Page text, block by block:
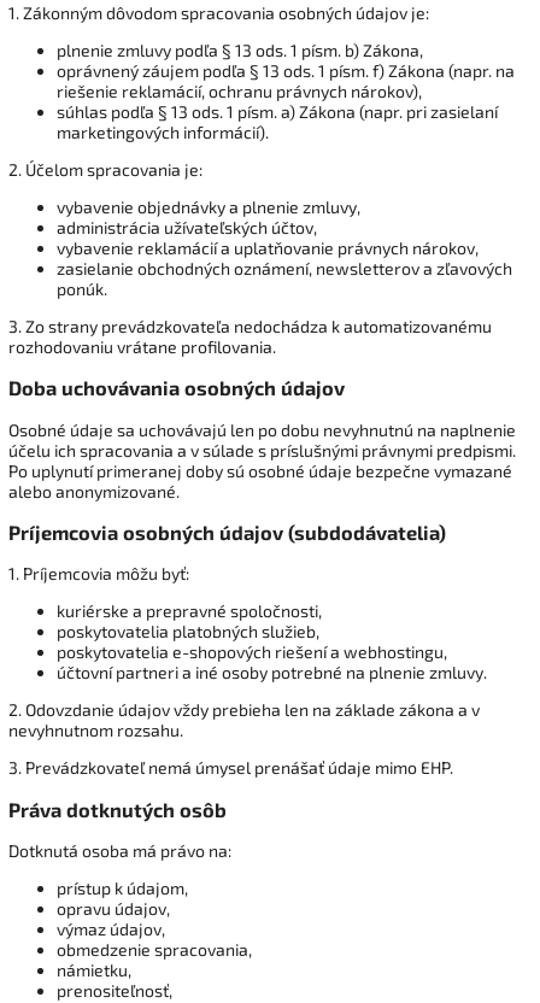
1. Zákonným dôvodom spracovania osobných údajov je:
plnenie zmluvy podľa § 13 ods. 1 písm. b) Zákona,
oprávnený záujem podľa § 13 ods. 1 písm. f) Zákona (napr. na
riešenie reklamácií, ochranu právnych nárokov),
súhlas podľa § 13 ods. 1 písm. a) Zákona (napr. pri zasielaní
marketingových informácií).
2. Účelom spracovania je:
vybavenie objednávky a plnenie zmluvy,
administrácia užívateľských účtov,
vybavenie reklamácií a uplatňovanie právnych nárokov,
zasielanie obchodných oznámení, newsletterov a zľavových
ponúk.
3. Zo strany prevádzkovateľa nedochádza k automatizovanému
rozhodovaniu vrátane profilovania.
Doba uchovávania osobných údajov
Osobné údaje sa uchovávajú len po dobu nevyhnutnú na naplnenie
účelu ich spracovania a v súlade s príslušnými právnymi predpismi.
Po uplynutí primeranej doby sú osobné údaje bezpečne vymazané
alebo anonymizované.
Príjemcovia osobných údajov (subdodávatelia)
1. Príjemcovia môžu byť:
kuriérske a prepravné spoločnosti,
poskytovatelia platobných služieb,
poskytovatelia e-shopových riešení a webhostingu,
účtovní partneri a iné osoby potrebné na plnenie zmluvy.
2. Odovzdanie údajov vždy prebieha len na základe zákona a v
nevyhnutnom rozsahu.
3. Prevádzkovateľ nemá úmysel prenášať údaje mimo EHP.
Práva dotknutých osôb
Dotknutá osoba má právo na:
prístup k údajom,
opravu údajov,
výmaz údajov,
obmedzenie spracovania,
námietku,
prenositeľnosť,